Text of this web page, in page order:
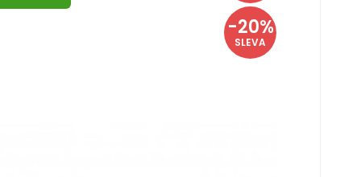
-20%
SLEVA